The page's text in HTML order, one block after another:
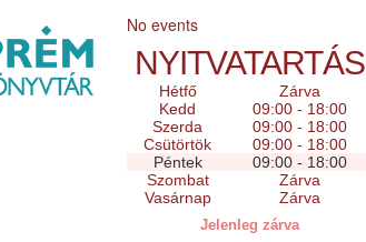
No events
NYITVATARTÁS
Hétfő
Zárva
Kedd
09:00 - 18:00
Szerda
09:00 - 18:00
Csütörtök
09:00 - 18:00
Péntek
09:00 - 18:00
Szombat
Zárva
Vasárnap
Zárva
Jelenleg zárva